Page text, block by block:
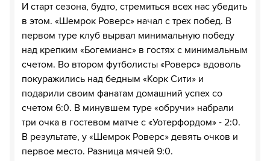
И старт сезона, будто, стремиться всех нас убедить
в этом. «Шемрок Роверс» начал с трех побед. В
первом туре клуб вырвал минимальную победу
над крепким «Богемианс» в гостях с минимальным
счетом. Во втором футболисты «Роверс» вдоволь
покуражились над бедным «Корк Сити» и
подарили своим фанатам домашний успех со
счетом 6:0. В минувшем туре «обручи» набрали
три очка в гостевом матче с «Уотерфордом» - 2:0.
В результате, у «Шемрок Роверс» девять очков и
первое место. Разница мячей 9:0.